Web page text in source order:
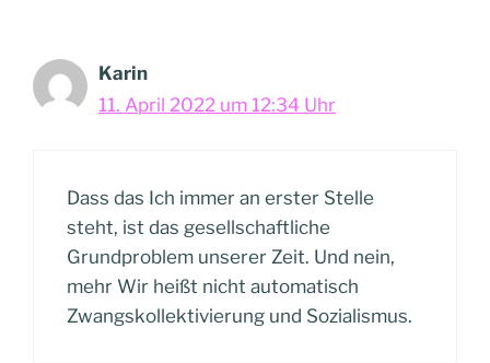
Karin
11. April 2022 um 12:34 Uhr
Dass das Ich immer an erster Stelle
steht, ist das gesellschaftliche
Grundproblem unserer Zeit. Und nein,
mehr Wir heißt nicht automatisch
Zwangskollektivierung und Sozialismus.